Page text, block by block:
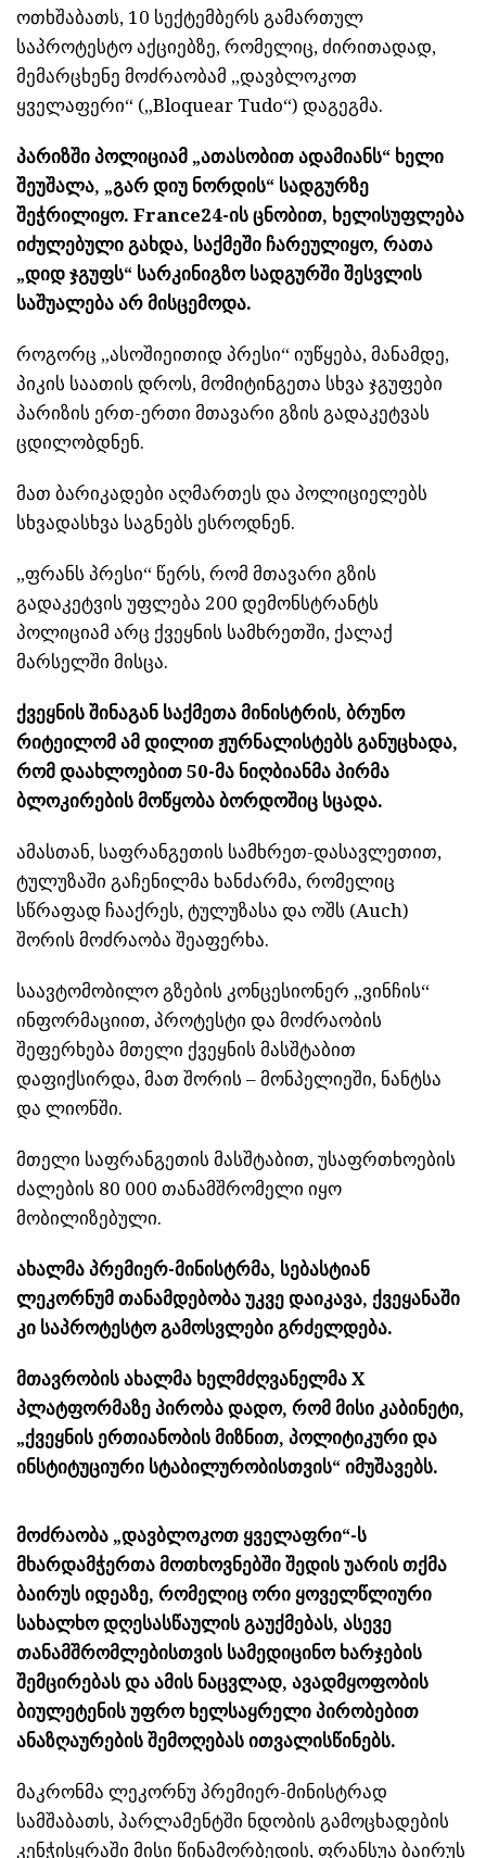
ოთხშაბათს, 10 სექტემბერს გამართულ
საპროტესტო აქციებზე, რომელიც, ძირითადად,
მემარცხენე მოძრაობამ „დავბლოკოთ
ყველაფერი“ („Bloquear Tudo“) დაგეგმა.
პარიზში პოლიციამ „ათასობით ადამიანს“ ხელი
შეუშალა, „გარ დიუ ნორდის“ სადგურზე
შეჭრილიყო. France24-ის ცნობით, ხელისუფლება
იძულებული გახდა, საქმეში ჩარეულიყო, რათა
„დიდ ჯგუფს“ სარკინიგზო სადგურში შესვლის
საშუალება არ მისცემოდა.
როგორც „ასოშიეითიდ პრესი“ იუწყება, მანამდე,
პიკის საათის დროს, მომიტინგეთა სხვა ჯგუფები
პარიზის ერთ-ერთი მთავარი გზის გადაკეტვას
ცდილობდნენ.
მათ ბარიკადები აღმართეს და პოლიციელებს
სხვადასხვა საგნებს ესროდნენ.
„ფრანს პრესი“ წერს, რომ მთავარი გზის
გადაკეტვის უფლება 200 დემონსტრანტს
პოლიციამ არც ქვეყნის სამხრეთში, ქალაქ
მარსელში მისცა.
ქვეყნის შინაგან საქმეთა მინისტრის, ბრუნო
რიტეილომ ამ დილით ჟურნალისტებს განუცხადა,
რომ დაახლოებით 50-მა ნიღბიანმა პირმა
ბლოკირების მოწყობა ბორდოშიც სცადა.
ამასთან, საფრანგეთის სამხრეთ-დასავლეთით,
ტულუზაში გაჩენილმა ხანძარმა, რომელიც
სწრაფად ჩააქრეს, ტულუზასა და ოშს (Auch)
შორის მოძრაობა შეაფერხა.
საავტომობილო გზების კონცესიონერ „ვინჩის“
ინფორმაციით, პროტესტი და მოძრაობის
შეფერხება მთელი ქვეყნის მასშტაბით
დაფიქსირდა, მათ შორის – მონპელიეში, ნანტსა
და ლიონში.
მთელი საფრანგეთის მასშტაბით, უსაფრთხოების
ძალების 80 000 თანამშრომელი იყო
მობილიზებული.
ახალმა პრემიერ-მინისტრმა, სებასტიან
ლეკორნუმ თანამდებობა უკვე დაიკავა, ქვეყანაში
კი საპროტესტო გამოსვლები გრძელდება.
მთავრობის ახალმა ხელმძღვანელმა X
პლატფორმაზე პირობა დადო, რომ მისი კაბინეტი,
„ქვეყნის ერთიანობის მიზნით, პოლიტიკური და
ინსტიტუციური სტაბილურობისთვის“ იმუშავებს.
მოძრაობა „დავბლოკოთ ყველაფრი“-ს
მხარდამჭერთა მოთხოვნებში შედის უარის თქმა
ბაირუს იდეაზე, რომელიც ორი ყოველწლიური
სახალხო დღესასწაულის გაუქმებას, ასევე
თანამშრომლებისთვის სამედიცინო ხარჯების
შემცირებას და ამის ნაცვლად, ავადმყოფობის
ბიულეტენის უფრო ხელსაყრელი პირობებით
ანაზღაურების შემოღებას ითვალისწინებს.
მაკრონმა ლეკორნუ პრემიერ-მინისტრად
სამშაბათს, პარლამენტში ნდობის გამოცხადების
კენჭისყრაში მისი წინამორბედის, ფრანსუა ბაირუს